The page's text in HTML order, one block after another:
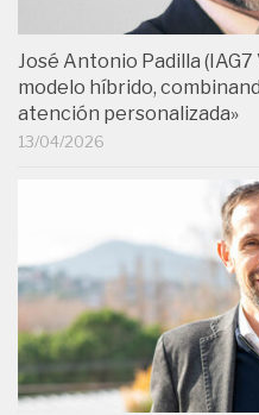
José Antonio Padilla
modelo híbrido,
atención personalizada»
13/04/2026